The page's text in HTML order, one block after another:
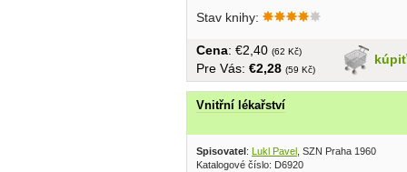
Stav knihy:
kúpiť
Cena: €2,40 (62 Kč)
Pre Vás: €2,28 (59 Kč)
Vnitřní lékařství
Spisovatel : Lukl Pavel
, SZN Praha 1960
Katalogové číslo: D6920